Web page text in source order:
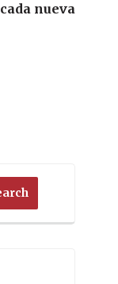
nueva